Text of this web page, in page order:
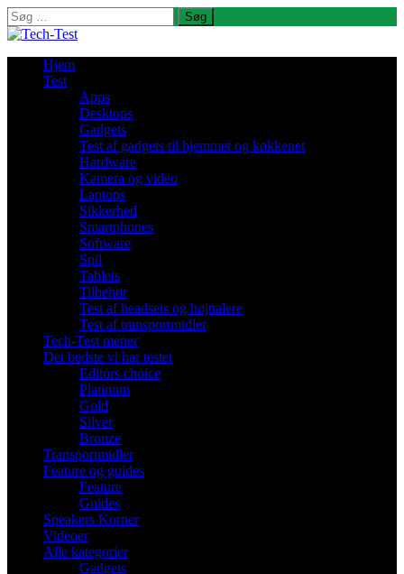
Søg
efter:
Hjem
Test
Apps
Desktops
Gadgets
Test af gadgets til hjemmet og køkkenet
Hardware
Kamera og video
Laptops
Sikkerhed
Smartphones
Software
Spil
Tablets
Tilbehør
Test af headsets og højttalere
Test af transportmidler
Tech-Test mener
Det bedste vi har testet
Editors choice
Platinum
Gold
Silver
Bronze
Transportmidler
Feature og guides
Feature
Guides
Speakers Korner
Videoer
Alle kategorier
Gadgets